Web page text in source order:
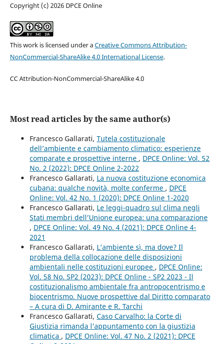
Copyright (c) 2026 DPCE Online
This work is licensed under aCreative Commons Attribution-
NonCommercial-ShareAlike 4.0 International License.
CC Attribution-NonCommercial-ShareAlike 4.0
Most read articles by the same author(s)
Francesco Gallarati, Tutela costituzionale
dell’ambiente e cambiamento climatico: esperienze
comparate e prospettive interne , DPCE Online: Vol. 52
No. 2 (2022): DPCE Online 2-2022
Francesco Gallarati, La nuova costituzione economica
cubana: qualche novità, molte conferme , DPCE
Online: Vol. 42 No. 1 (2020): DPCE Online 1-2020
Francesco Gallarati, Le leggi-quadro sul clima negli
Stati membri dell’Unione europea: una comparazione
, DPCE Online: Vol. 49 No. 4 (2021): DPCE Online 4-
2021
Francesco Gallarati, L’ambiente sì, ma dove? Il
problema della collocazione delle disposizioni
ambientali nelle costituzioni europee , DPCE Online:
Vol. 58 No. SP2 (2023): DPCE Online - SP2 2023 - Il
costituzionalismo ambientale fra antropocentrismo e
biocentrismo. Nuove prospettive dal Diritto comparato
– A cura di D. Amirante e R. Tarchi
Francesco Gallarati, Caso Carvalho: la Corte di
Giustizia rimanda l’appuntamento con la giustizia
climatica , DPCE Online: Vol. 47 No. 2 (2021): DPCE